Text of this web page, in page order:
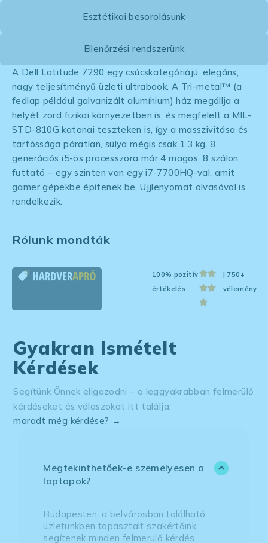
Esztétikai besorolásunk
Ellenőrzési rendszerünk
A Dell Latitude 7290 egy csúcskategóriájú, elegáns,
nagy teljesítményű üzleti ultrabook. A Tri-metal™ (a
fedlap például galvanizált alumínium) ház megállja a
helyét zord fizikai környezetben is, és megfelelt a MIL-
STD-810G katonai teszteken is, így a masszivitása és
tartóssága páratlan, súlya mégis csak 1.3 kg. 8.
generációs i5-ös processzora már 4 magos, 8 szálon
futtató – egy szinten van egy i7-7700HQ-val, amit
gamer gépekbe építenek be. Ujjlenyomat olvasóval is
rendelkezik.
Rólunk mondták
100% pozitív
értékelés
| 750+
vélemény
Gyakran Ismételt
Kérdések
Segítünk Önnek eligazodni – a leggyakrabban felmerülő
kérdéseket és válaszokat itt találja.
maradt még kérdése? →
Megtekinthetőek-e személyesen a
laptopok?
Budapesten, a belvárosban található
üzletünkben tapasztalt szakértőink
segítenek minden felmerülő kérdés